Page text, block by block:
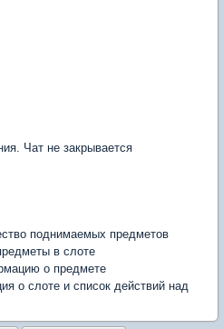
Чат не закрывается
поднимаемых предметов
в слоте
о предмете
о слоте и список действий над